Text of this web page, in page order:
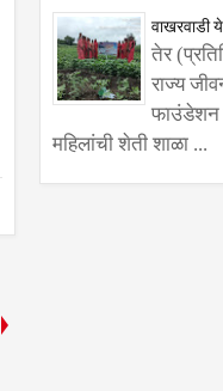
वाखरवाडी
तेर
राज्य
फाउंडेशन
महिलांची शेती शाळा ...